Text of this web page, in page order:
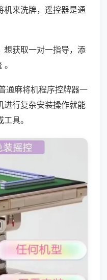
机来洗牌，遥控器是通
想获取一对一指导，添
通麻将机程序控牌器一
进行复杂安装操作就能
具。